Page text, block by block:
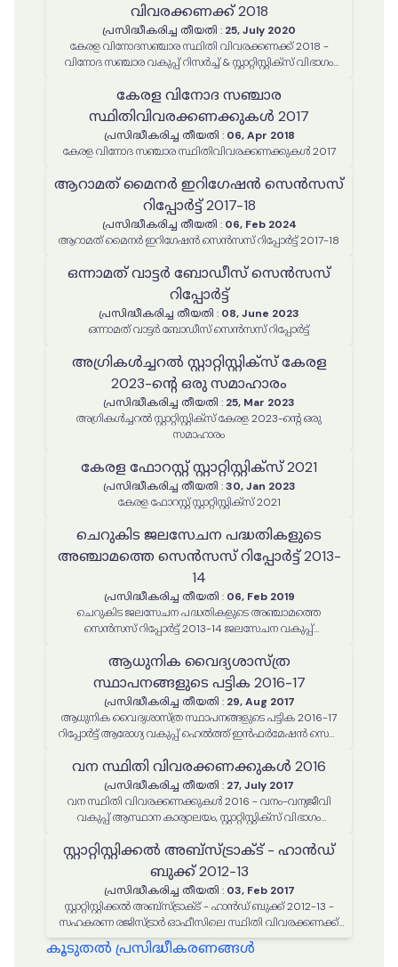
വിവരക്കണക്ക് 2018
പ്രസിദ്ധീകരിച്ച തീയതി : 25, July 2020
കേരള വിനോദസഞ്ചാര സ്ഥിതി വിവരക്കണക്ക് 2018 -
വിനോദ സഞ്ചാര വകുപ്പ് റിസര്‍ച്ച് & സ്റ്റാറ്റിസ്റ്റിക്സ് വിഭാഗം
കേരള വിനോദ സഞ്ചാര
സ്ഥിതിവിവരക്കണക്കുകൾ 2017
പ്രസിദ്ധീകരിച്ച തീയതി : 06, Apr 2018
കേരള വിനോദ സഞ്ചാര സ്ഥിതിവിവരക്കണക്കുകൾ 2017
ആറാമത് മൈനർ ഇറിഗേഷൻ സെൻസസ്
റിപ്പോർട്ട് 2017-18
പ്രസിദ്ധീകരിച്ച തീയതി : 06, Feb 2024
ആറാമത് മൈനർ ഇറിഗേഷൻ സെൻസസ് റിപ്പോർട്ട് 2017-18
ഒന്നാമത് വാട്ടർ ബോഡീസ് സെൻസസ്
റിപ്പോർട്ട്
പ്രസിദ്ധീകരിച്ച തീയതി : 08, June 2023
ഒന്നാമത് വാട്ടർ ബോഡീസ് സെൻസസ് റിപ്പോർട്ട്
അഗ്രികൾച്ചറൽ സ്റ്റാറ്റിസ്റ്റിക്സ് കേരള
2023-ൻ്റെ ഒരു സമാഹാരം
പ്രസിദ്ധീകരിച്ച തീയതി : 25, Mar 2023
അഗ്രികൾച്ചറൽ സ്റ്റാറ്റിസ്റ്റിക്സ് കേരള 2023-ൻ്റെ ഒരു
സമാഹാരം
കേരള ഫോറസ്റ്റ് സ്റ്റാറ്റിസ്റ്റിക്‌സ് 2021
പ്രസിദ്ധീകരിച്ച തീയതി : 30, Jan 2023
കേരള ഫോറസ്റ്റ് സ്റ്റാറ്റിസ്റ്റിക്‌സ് 2021
ചെറുകിട ജലസേചന പദ്ധതികളുടെ
അഞ്ചാമത്തെ സെൻസസ് റിപ്പോർട്ട് 2013-
14
പ്രസിദ്ധീകരിച്ച തീയതി : 06, Feb 2019
ചെറുകിട ജലസേചന പദ്ധതികളുടെ അഞ്ചാമത്തെ
സെൻസസ് റിപ്പോർട്ട് 2013-14 ജലസേചന വകുപ്പ്
ആധുനിക വൈദ്യശാസ്ത്ര
സ്ഥാപനങ്ങളുടെ പട്ടിക 2016-17
പ്രസിദ്ധീകരിച്ച തീയതി : 29, Aug 2017
ആധുനിക വൈദ്യശാസ്ത്ര സ്ഥാപനങ്ങളുടെ പട്ടിക 2016-17
റിപ്പോര്‍ട്ട് ആരോഗ്യ വകുപ്പ് ഹെല്‍ത്ത് ഇന്‍ഫര്‍മേഷന്‍ സെല്‍
വന സ്ഥിതി വിവരക്കണക്കുകള്‍ 2016
പ്രസിദ്ധീകരിച്ച തീയതി : 27, July 2017
വന സ്ഥിതി വിവരക്കണക്കുകള്‍ 2016 - വനം-വന്യജീവി
വകുപ്പ് ആസ്ഥാന കാര്യാലയം, സ്റ്റാറ്റിസ്റ്റിക്സ് വിഭാഗം
സ്റ്റാറ്റിസ്റ്റിക്കല്‍ അബ്സ്ട്രാക്ട് - ഹാന്‍ഡ്
ബുക്ക് 2012-13
പ്രസിദ്ധീകരിച്ച തീയതി : 03, Feb 2017
സ്റ്റാറ്റിസ്റ്റിക്കല്‍ അബ്സ്ട്രാക്ട് - ഹാന്‍ഡ് ബുക്ക് 2012-13 -
സഹകരണ രജിസ്ട്രാര്‍ ഓഫീസിലെ സ്ഥിതി വിവരക്കണക്ക്
വിഭാഗം തയ്യാറാക്കിയത്
കൂടുതൽ പ്രസിദ്ധീകരണങ്ങൾ